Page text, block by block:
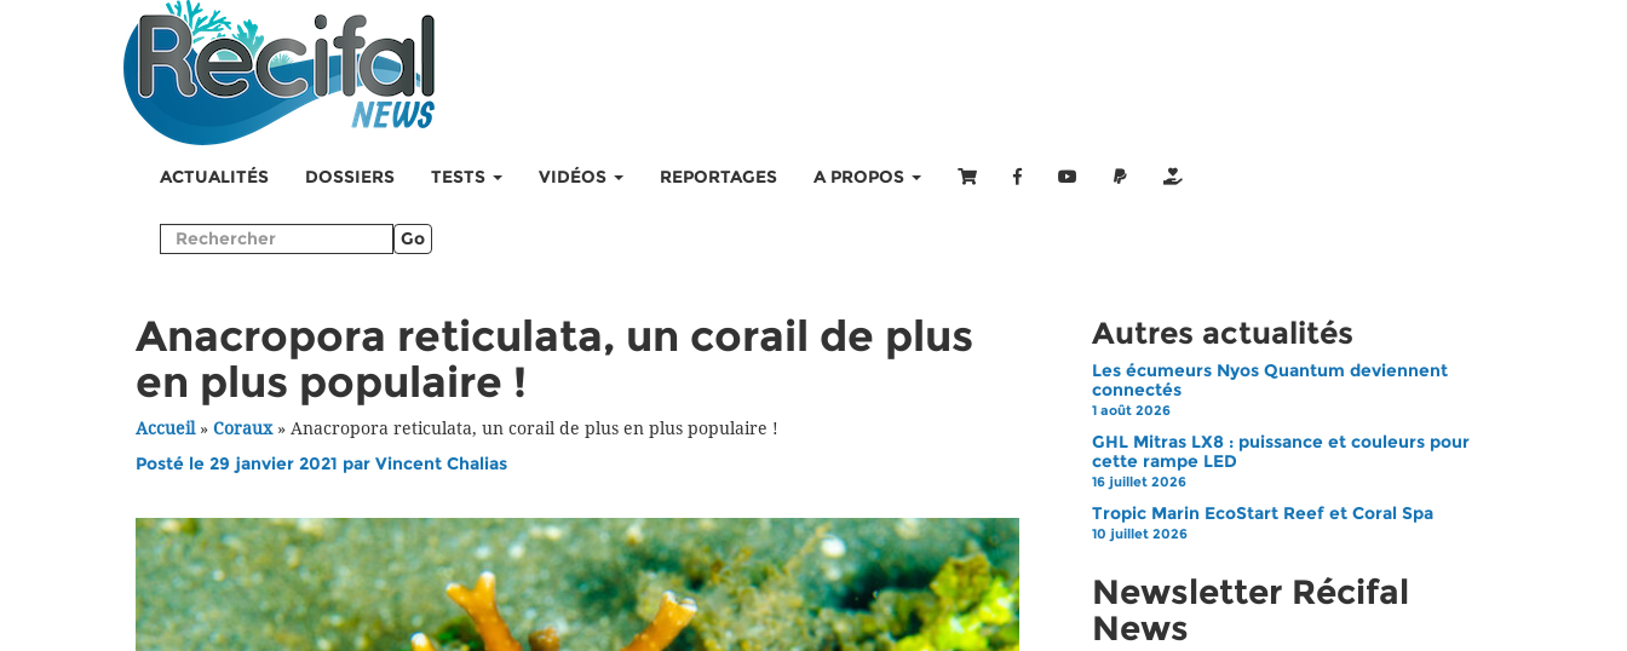
ACTUALITÉS DOSSIERS TESTS VIDÉOS REPORTAGES A PROPOS
Go
Anacropora reticulata, un corail de plus
en plus populaire !
Accueil» Coraux» Anacropora reticulata, un corail de plus en plus populaire !
Posté le 29 janvier 2021 par Vincent Chalias
Autres actualités
Les écumeurs Nyos Quantum deviennent
connectés
1 août 2026
GHL Mitras LX8 : puissance et couleurs pour
cette rampe LED
16 juillet 2026
Tropic Marin EcoStart Reef et Coral Spa
10 juillet 2026
Newsletter Récifal
News